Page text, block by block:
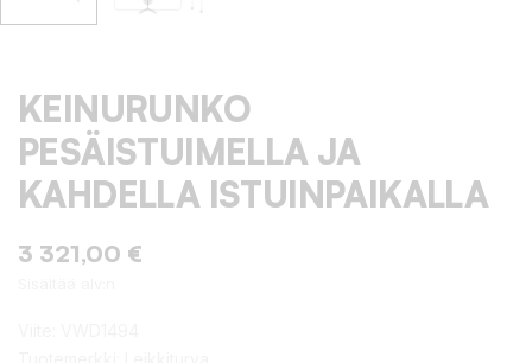
KEINURUNKO
PESÄISTUIMELLA JA
KAHDELLA ISTUINPAIKALLA
3 321,00 €